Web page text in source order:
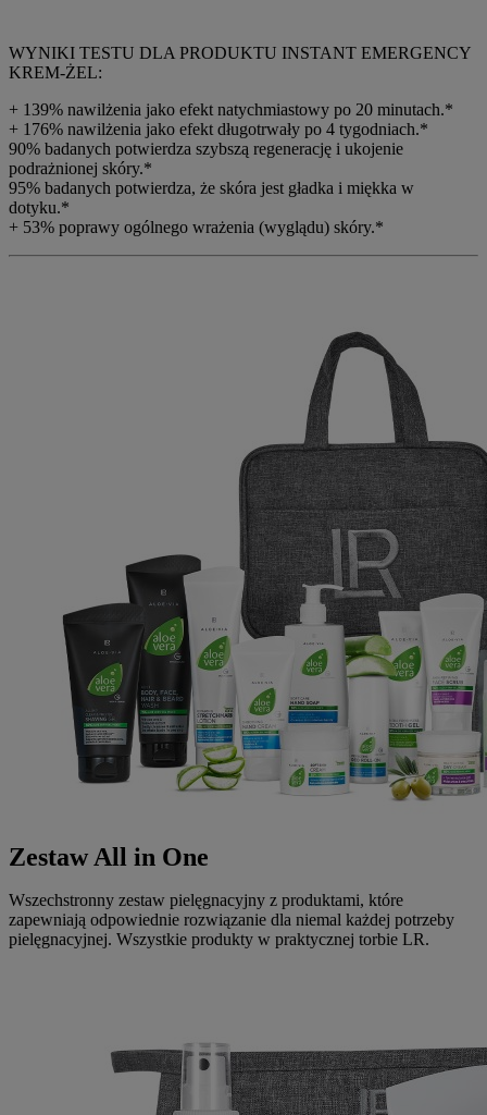
WYNIKI TESTU DLA PRODUKTU INSTANT EMERGENCY
KREM-ŻEL:
+ 139% nawilżenia jako efekt natychmiastowy po 20 minutach.*
+ 176% nawilżenia jako efekt długotrwały po 4 tygodniach.*
90% badanych potwierdza szybszą regenerację i ukojenie
podrażnionej skóry.*
95% badanych potwierdza, że skóra jest gładka i miękka w
dotyku.*
+ 53% poprawy ogólnego wrażenia (wyglądu) skóry.*
Zestaw All in One
Wszechstronny zestaw pielęgnacyjny z produktami, które
zapewniają odpowiednie rozwiązanie dla niemal każdej potrzeby
pielęgnacyjnej. Wszystkie produkty w praktycznej torbie LR.